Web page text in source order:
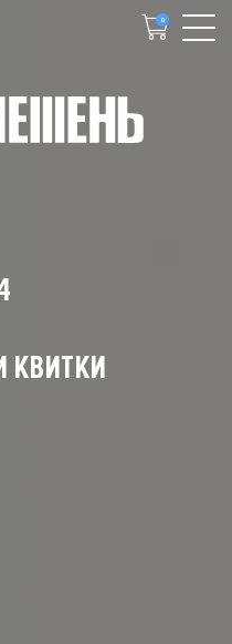
0
КВИТКИ